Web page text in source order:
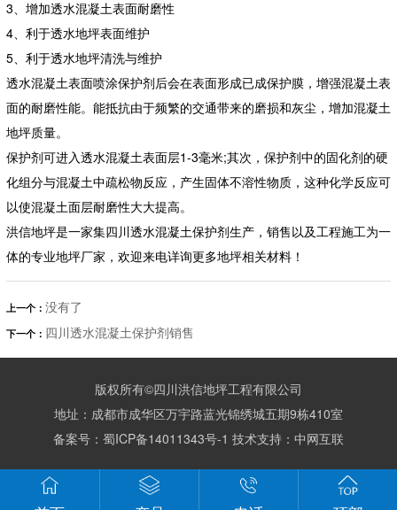
3、增加透水混凝土表面耐磨性
4、利于透水地坪表面维护
5、利于透水地坪清洗与维护
透水混凝土表面喷涂保护剂后会在表面形成已成保护膜，增强混凝土表
面的耐磨性能。能抵抗由于频繁的交通带来的磨损和灰尘，增加混凝土
地坪质量。
保护剂可进入透水混凝土表面层1-3毫米;其次，保护剂中的固化剂的硬
化组分与混凝土中疏松物反应，产生固体不溶性物质，这种化学反应可
以使混凝土面层耐磨性大大提高。
洪信地坪是一家集四川透水混凝土保护剂生产，销售以及工程施工为一
体的专业地坪厂家，欢迎来电详询更多地坪相关材料！
上一个： 没有了
下一个： 四川透水混凝土保护剂销售
版权所有©四川洪信地坪工程有限公司
地址：成都市成华区万宇路蓝光锦绣城五期9栋410室
备案号： 蜀ICP备14011343号-1 技术支持： 中网互联